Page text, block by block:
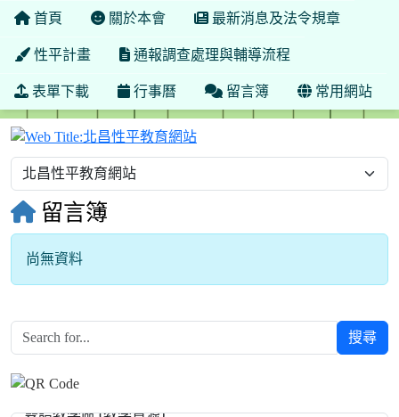
首頁 關於本會 最新消息及法令規章
性平計畫 通報調查處理與輔導流程
表單下載 行事曆 留言簿 常用網站
北昌性平教育網站
留言簿
尚無資料
搜尋